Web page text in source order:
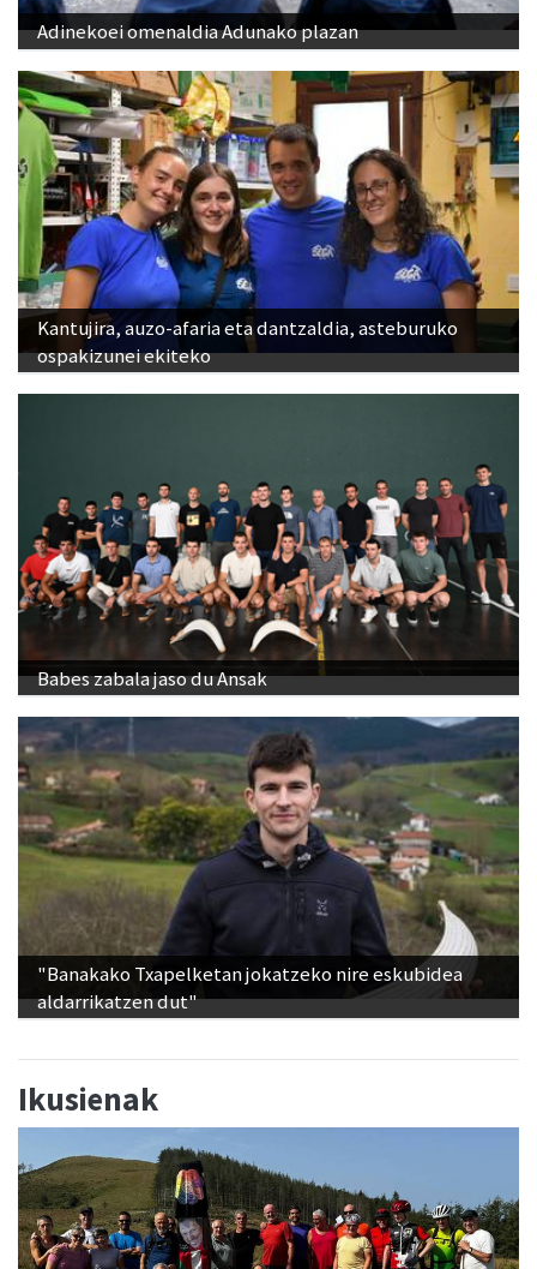
Adinekoei omenaldia Adunako plazan
Kantujira, auzo-afaria eta dantzaldia, asteburuko
ospakizunei ekiteko
Babes zabala jaso du Ansak
"Banakako Txapelketan jokatzeko nire eskubidea
aldarrikatzen dut"
Ikusienak